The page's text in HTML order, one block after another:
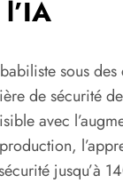
sous
de sécurité
avec
jusqu’à